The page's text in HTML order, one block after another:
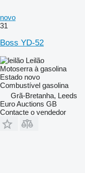
novo
31
Boss YD-52
Leilão
Motoserra à gasolina
Estado novo
Combustível gasolina
Grã-Bretanha, Leeds
Euro Auctions GB
Contacte o vendedor